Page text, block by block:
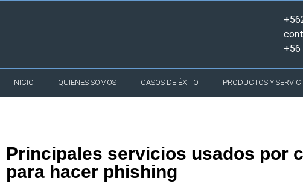
+56
INICIO QUIENES SOMOS CASOS DE ÉXITO PRODUCTOS Y
Principales servicios usados por
para hacer phishing